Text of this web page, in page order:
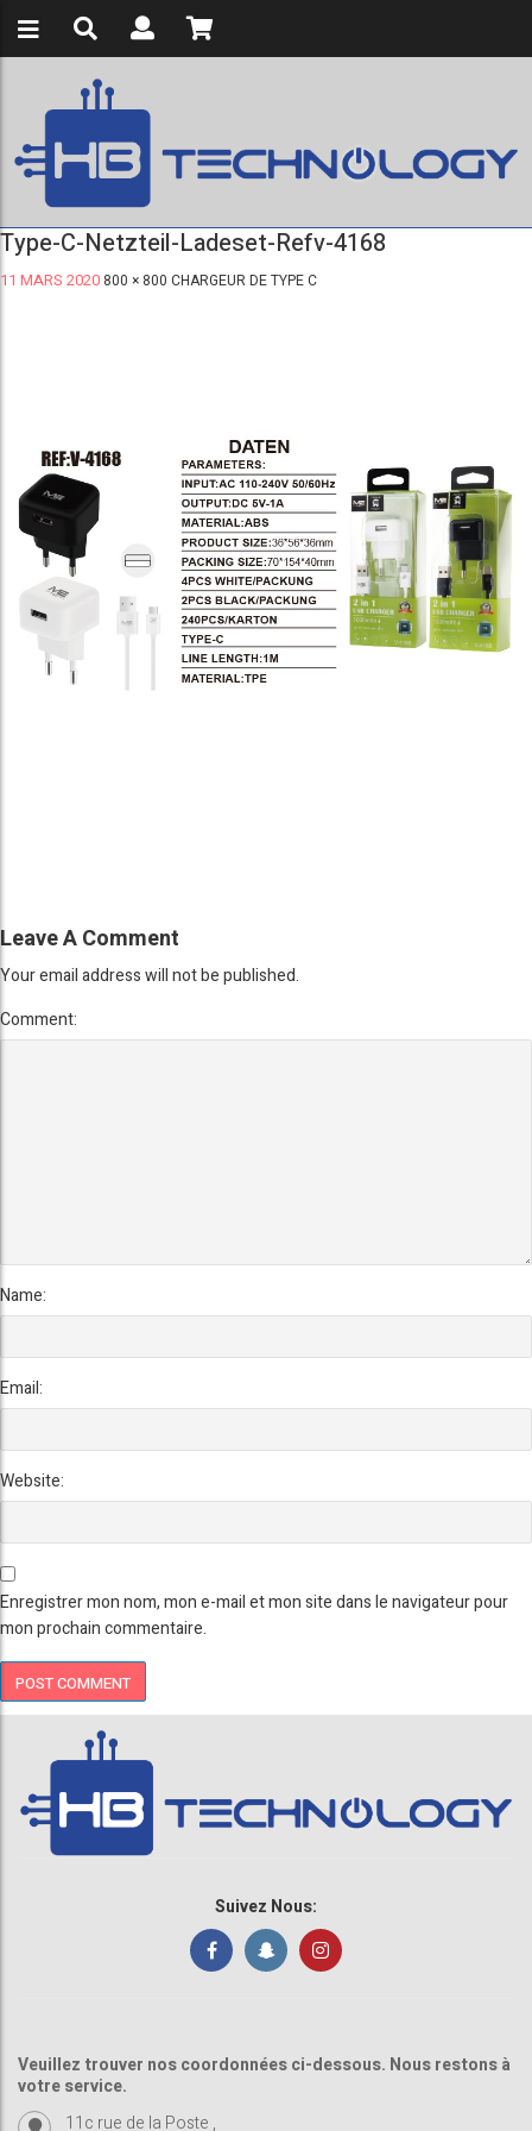
Type-C-Netzteil-Ladeset-Refv-4168
11 MARS 2020 800 × 800 CHARGEUR DE TYPE C
Leave A Comment
Your email address will not be published.
Comment:
Name:
Email:
Website:
Enregistrer mon nom, mon e-mail et mon site dans le navigateur pour
mon prochain commentaire.
Suivez Nous:
Veuillez trouver nos coordonnées ci-dessous. Nous restons à
votre service.
11c rue de la Poste ,